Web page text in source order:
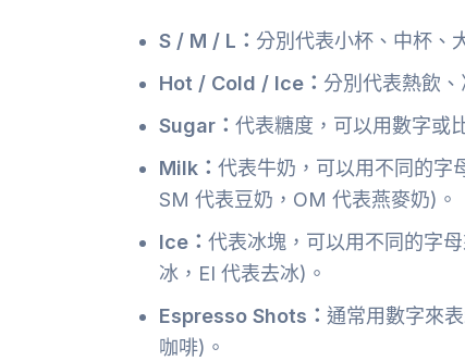
S / M / L： 分別代表小杯、中杯、
Hot / Cold / Ice： 分別代表熱飲、
Sugar： 代表糖度，可以用數字或
Milk： 代表牛奶，可以用不同的字
SM 代表豆奶，OM 代表燕麥奶)。
Ice： 代表冰塊，可以用不同的字
冰，EI 代表去冰)。
Espresso Shots： 通常用數字來
咖啡)。